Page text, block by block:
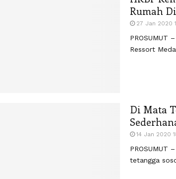
Rumah
27 Jan 2020
PROSUMUT
Ressort
Di Mata
14 Jan 2020
PROSUMUT
tetangga